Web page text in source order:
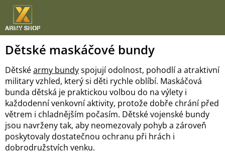
Přejít
obsah
Dětské maskáčové bundy
Dětskéarmy bundyspojují odolnost, pohodlí a atraktivní
military vzhled, který si děti rychle oblíbí. Maskáčová
bunda dětská je praktickou volbou do na výlety i
každodenní venkovní aktivity, protože dobře chrání před
větrem i chladnějším počasím. Dětské vojenské bundy
jsou navrženy tak, aby neomezovaly pohyb a zároveň
poskytovaly dostatečnou ochranu při hrách i
dobrodružstvích venku.